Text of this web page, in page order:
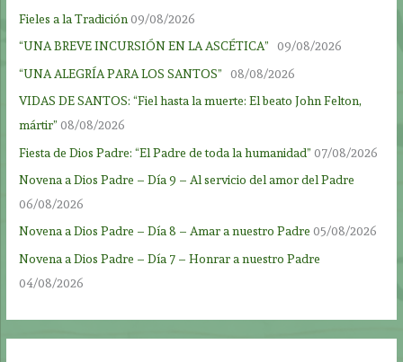
Fieles a la Tradición 09/08/2026
“UNA BREVE INCURSIÓN EN LA ASCÉTICA”
09/08/2026
“UNA ALEGRÍA PARA LOS SANTOS”
08/08/2026
VIDAS DE SANTOS: “Fiel hasta la muerte: El beato John Felton,
mártir” 08/08/2026
Fiesta de Dios Padre: “El Padre de toda la humanidad” 07/08/2026
Novena a Dios Padre – Día 9 – Al servicio del amor del Padre
06/08/2026
Novena a Dios Padre – Día 8 – Amar a nuestro Padre 05/08/2026
Novena a Dios Padre – Día 7 – Honrar a nuestro Padre
04/08/2026